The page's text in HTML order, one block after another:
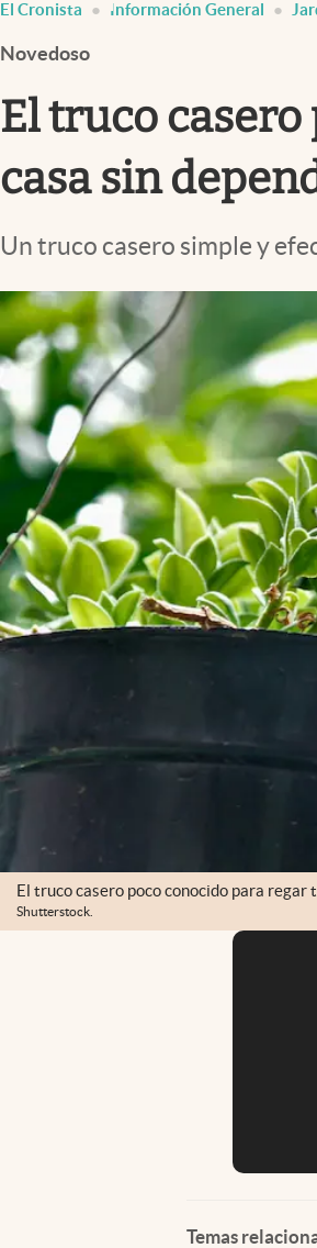
Infotechnology
Clase
Clima
Mundial 2026
Eventos Corporativos
abre en nueva pestaña
El Cronista Información General
Novedoso
El truco casero
casa sin
Un truco casero simple y
El truco casero poco conocido para regar
Shutterstock.
Temas